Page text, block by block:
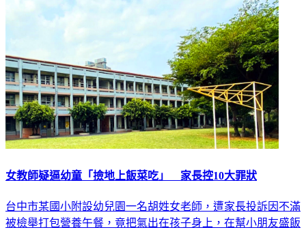
女教師疑逼幼童「撿地上飯菜吃」 家長控10大罪狀
台中市某國小附設幼兒園一名胡姓女老師，遭家長投訴因不滿
被檢舉打包營養午餐，竟把氣出在孩子身上，在幫小朋友盛飯